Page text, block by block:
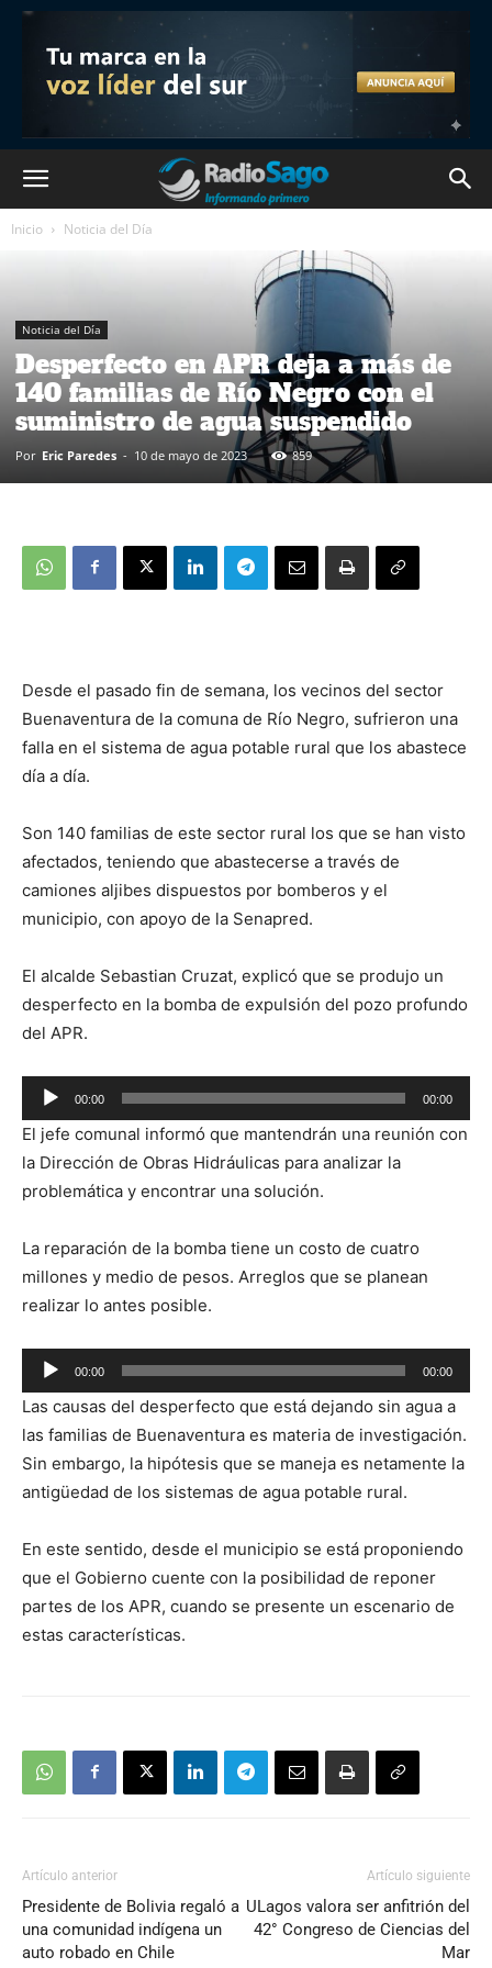
Inicio Noticia del Día
Noticia del Día
Desperfecto en APR deja a más de
140 familias de Río Negro con el
suministro de agua suspendido
Por Eric Paredes - 10 de mayo de 2023 859
Desde el pasado fin de semana, los vecinos del sector
Buenaventura de la comuna de Río Negro, sufrieron una
falla en el sistema de agua potable rural que los abastece
día a día.
Son 140 familias de este sector rural los que se han visto
afectados, teniendo que abastecerse a través de
camiones aljibes dispuestos por bomberos y el
municipio, con apoyo de la Senapred.
El alcalde Sebastian Cruzat, explicó que se produjo un
desperfecto en la bomba de expulsión del pozo profundo
del APR.
Reproductor
de
audio
00:00 00:00
El jefe comunal informó que mantendrán una reunión con
la Dirección de Obras Hidráulicas para analizar la
problemática y encontrar una solución.
La reparación de la bomba tiene un costo de cuatro
millones y medio de pesos. Arreglos que se planean
realizar lo antes posible.
Reproductor
de
audio
00:00 00:00
Las causas del desperfecto que está dejando sin agua a
las familias de Buenaventura es materia de investigación.
Sin embargo, la hipótesis que se maneja es netamente la
antigüedad de los sistemas de agua potable rural.
En este sentido, desde el municipio se está proponiendo
que el Gobierno cuente con la posibilidad de reponer
partes de los APR, cuando se presente un escenario de
estas características.
Artículo anterior
Presidente de Bolivia regaló a
una comunidad indígena un
auto robado en Chile
Artículo siguiente
ULagos valora ser anfitrión del
42° Congreso de Ciencias del
Mar